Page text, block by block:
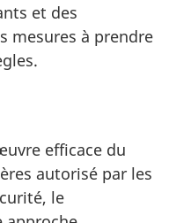
et des
mesures à prendre
efficace du
autorisé par les
le